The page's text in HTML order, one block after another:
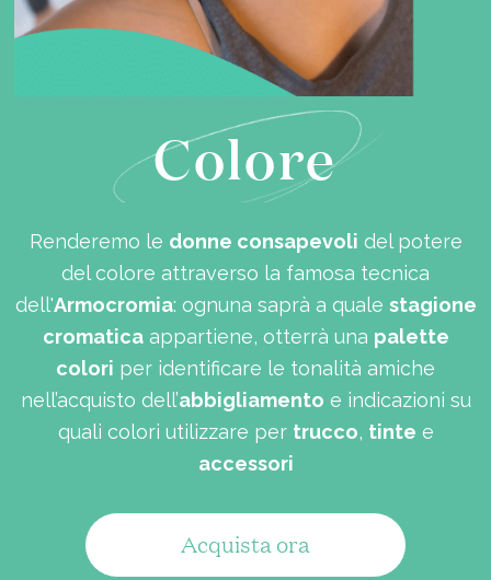
Colore
Renderemo le donne consapevoli del potere
del colore attraverso la famosa tecnica
dell'Armocromia: ognuna saprà a quale stagione
cromaticaappartiene, otterrà una palette
colori per identificare le tonalità amiche
nell’acquisto dell’abbigliamento e indicazioni su
quali colori utilizzare per trucco, tinte e
accessori
Acquista ora